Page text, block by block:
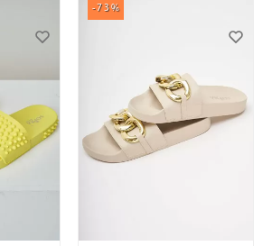
-73%